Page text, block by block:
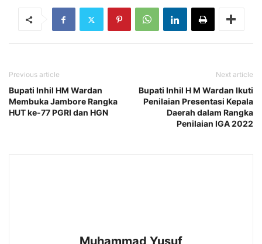
Previous article
Bupati Inhil HM Wardan
Membuka Jambore Rangka
HUT ke-77 PGRI dan HGN
Next article
Bupati Inhil H M Wardan Ikuti
Penilaian Presentasi Kepala
Daerah dalam Rangka
Penilaian IGA 2022